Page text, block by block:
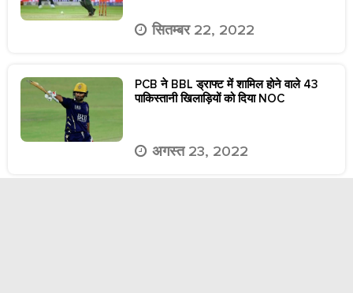
सितम्बर 22, 2022
PCB ने BBL ड्राफ्ट में शामिल होने वाले 43
पाकिस्तानी खिलाड़ियों को दिया NOC
अगस्त 23, 2022